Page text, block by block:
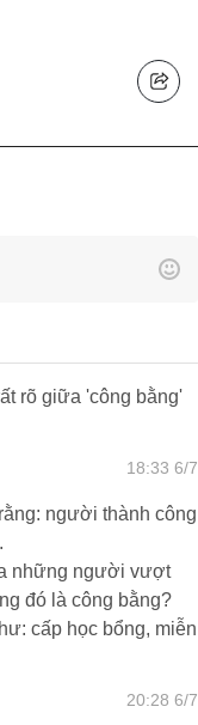
rõ giữa 'công bằng'
18:33 6/7
người thành công
những người vượt
đó là công bằng?
cấp học bổng, miễn
20:28 6/7